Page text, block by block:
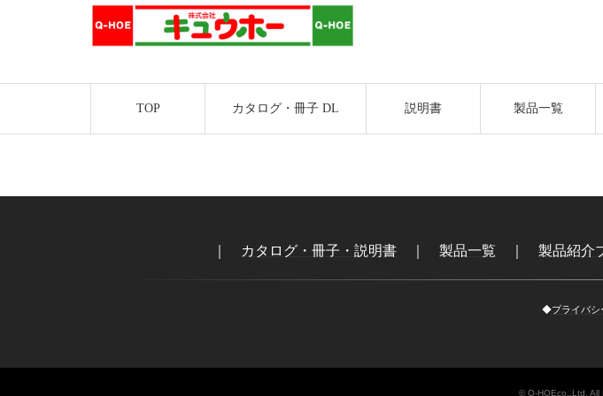
TOP カタログ・冊子 DL 説明書 製品一覧
カタログ・冊子・説明書 製品一覧 製品紹介
◆プライバシ
© Q-HOEco.,Ltd. All